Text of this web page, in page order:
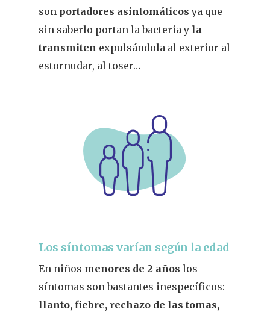
son portadores asintomáticos ya que
sin saberlo portan la bacteria y la
transmiten expulsándola al exterior al
estornudar, al toser…
Los síntomas varían según la edad
En niños menores de 2 años los
síntomas son bastantes inespecíficos:
llanto, fiebre, rechazo de las tomas,